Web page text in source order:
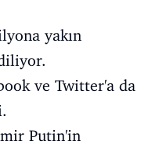
yakın
ve Twitter'a da
Putin'in